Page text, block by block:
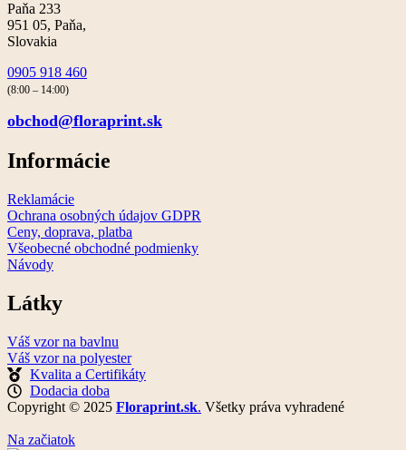
Paňa 233
951 05, Paňa,
Slovakia
0905 918 460
(8:00 – 14:00)
obchod@floraprint.sk
Informácie
Reklamácie
Ochrana osobných údajov GDPR
Ceny, doprava, platba
Všeobecné obchodné podmienky
Návody
Látky
Váš vzor na bavlnu
Váš vzor na polyester
Kvalita a Certifikáty
Dodacia doba
Copyright © 2025 Floraprint.sk. Všetky práva vyhradené
Na začiatok